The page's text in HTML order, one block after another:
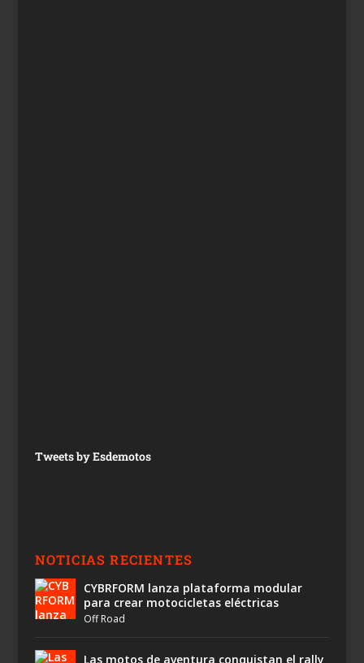
Tweets by Esdemotos
NOTICIAS RECIENTES
CYBRFORM lanza plataforma modular
para crear motocicletas eléctricas
Off Road
Las motos de aventura conquistan el rally